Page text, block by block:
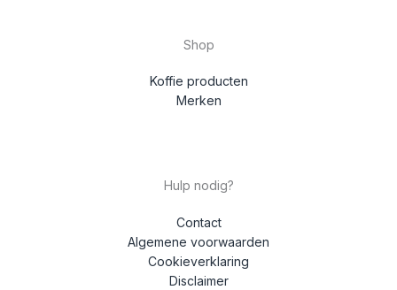
Shop
Koffie producten
Merken
Hulp nodig?
Contact
Algemene voorwaarden
Cookieverklaring
Disclaimer